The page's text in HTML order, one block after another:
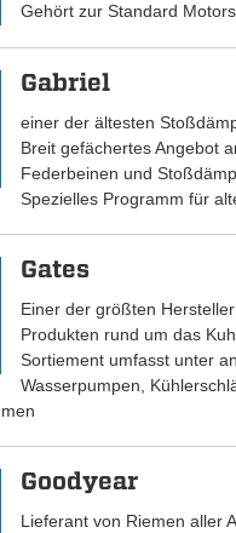
Gehört zur Standard
Gabriel
einer der ältesten
Breit gefächertes Angebot
Federbeinen und
Spezielles Programm für
Gates
Einer der größten
Produkten rund um das
Sortiement umfasst unter
Wasserpumpen,
Goodyear
Lieferant von Riemen aller